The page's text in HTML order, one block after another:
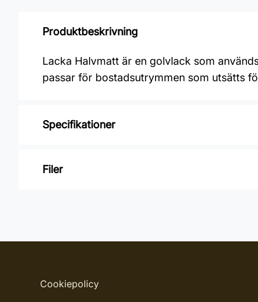
Produktbeskrivning
Lacka Halvmatt är en golvlack som
passar för bostadsutrymmen som utsätts
Specifikationer
Varumärke: Alcro
Filer
Cookiepolicy